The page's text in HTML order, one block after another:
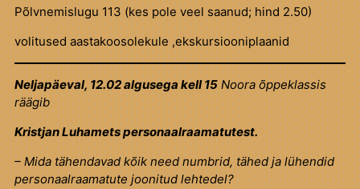
Põlvnemislugu 113 (kes pole veel saanud; hind 2.50)
volitused aastakoosolekule ,ekskursiooniplaanid
Neljapäeval, 12.02 algusega kell 15Noora õppeklassis
räägib
Kristjan Luhamets personaalraamatutest.
– Mida tähendavad kõik need numbrid, tähed ja lühendid
personaalraamatute joonitud lehtedel?